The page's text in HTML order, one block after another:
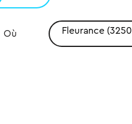
Où Fleurance